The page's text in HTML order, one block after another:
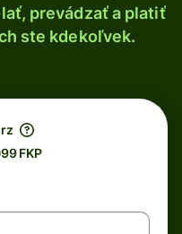
prevádzať a platiť
ste kdekoľvek.
FKP